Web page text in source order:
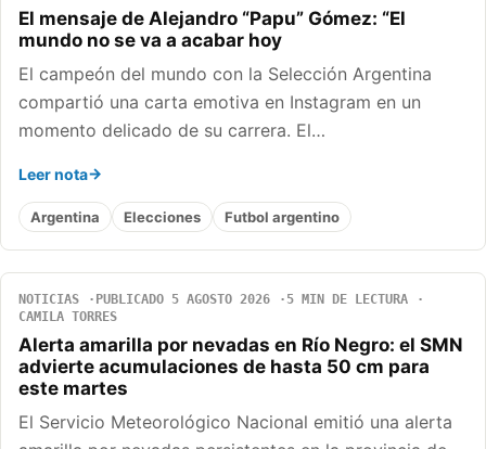
El mensaje de Alejandro “Papu” Gómez: “El
mundo no se va a acabar hoy
El campeón del mundo con la Selección Argentina
compartió una carta emotiva en Instagram en un
momento delicado de su carrera. El…
Leer nota
Argentina Elecciones Futbol argentino
NOTICIAS PUBLICADO 5 AGOSTO 2026
5 MIN DE LECTURA
CAMILA TORRES
Alerta amarilla por nevadas en Río Negro: el SMN
advierte acumulaciones de hasta 50 cm para
este martes
El Servicio Meteorológico Nacional emitió una alerta